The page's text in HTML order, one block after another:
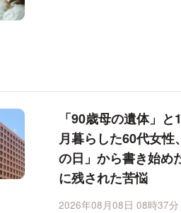
「90歳母の遺体」と
月暮らした60代女性
の日」から書き始め
に残された苦悩
2026年08月08日 08時37分